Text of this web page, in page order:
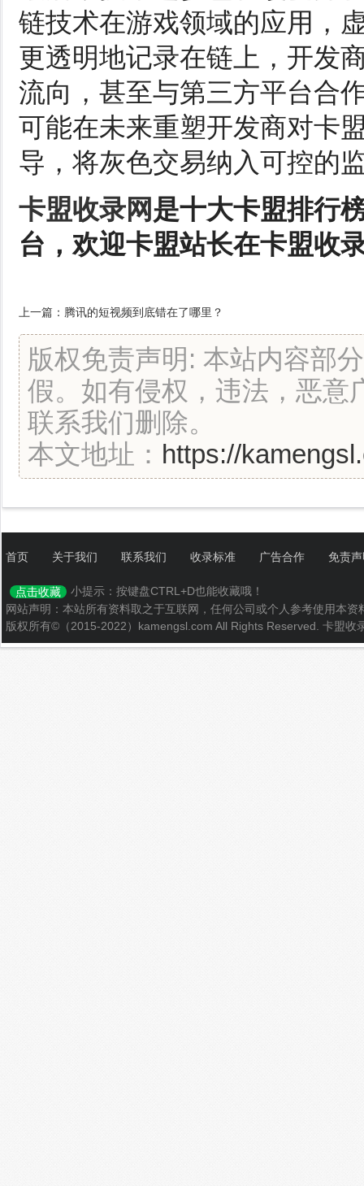
链技术在游戏领域的应用，
更透明地记录在链上，开发
流向，甚至与第三方平台合
可能在未来重塑开发商对卡
导，将灰色交易纳入可控的
卡盟收录网是十大卡盟排行
台，欢迎卡盟站长在卡盟收
上一篇： 腾讯的短视频到底错在了哪里？
版权免责声明: 本站内容部
假。如有侵权，违法，恶意
联系我们删除。
本文地址： https://
首页 关于我们 联系我们 收录标准 广告合作 免责
点击收藏
小提示：按键盘CTRL+D也能收藏哦！
网站声明：本站所有资料取之于互联网，任何公司或个人参考使用本
版权所有©（2015-2022）kamengsl.com All Rights Reserved. 卡盟收